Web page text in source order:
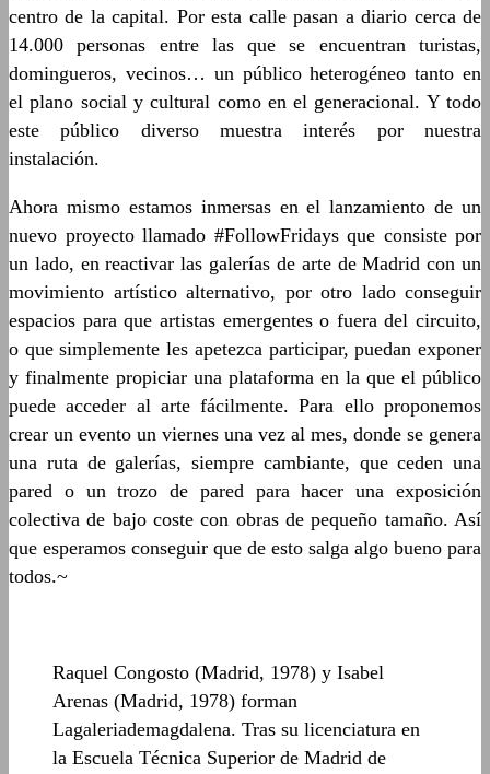
centro de la capital. Por esta calle pasan a diario cerca de
14.000 personas entre las que se encuentran turistas,
domingueros, vecinos… un público heterogéneo tanto en
el plano social y cultural como en el generacional. Y todo
este público diverso muestra interés por nuestra
instalación.
Ahora mismo estamos inmersas en el lanzamiento de un
nuevo proyecto llamado #FollowFridays que consiste por
un lado, en reactivar las galerías de arte de Madrid con un
movimiento artístico alternativo, por otro lado conseguir
espacios para que artistas emergentes o fuera del circuito,
o que simplemente les apetezca participar, puedan exponer
y finalmente propiciar una plataforma en la que el público
puede acceder al arte fácilmente. Para ello proponemos
crear un evento un viernes una vez al mes, donde se genera
una ruta de galerías, siempre cambiante, que ceden una
pared o un trozo de pared para hacer una exposición
colectiva de bajo coste con obras de pequeño tamaño. Así
que esperamos conseguir que de esto salga algo bueno para
todos.~
Raquel Congosto (Madrid, 1978) y Isabel
Arenas (Madrid, 1978) forman
Lagaleriademagdalena. Tras su licenciatura en
la Escuela Técnica Superior de Madrid de